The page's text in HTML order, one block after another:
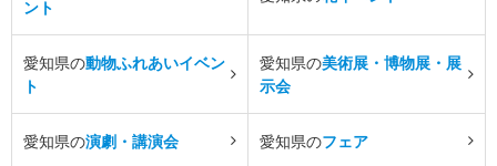
ント
愛知県の動物ふれあいイベン
ト
愛知県の美術展・博物展・展
示会
愛知県の演劇・講演会 愛知県のフェア